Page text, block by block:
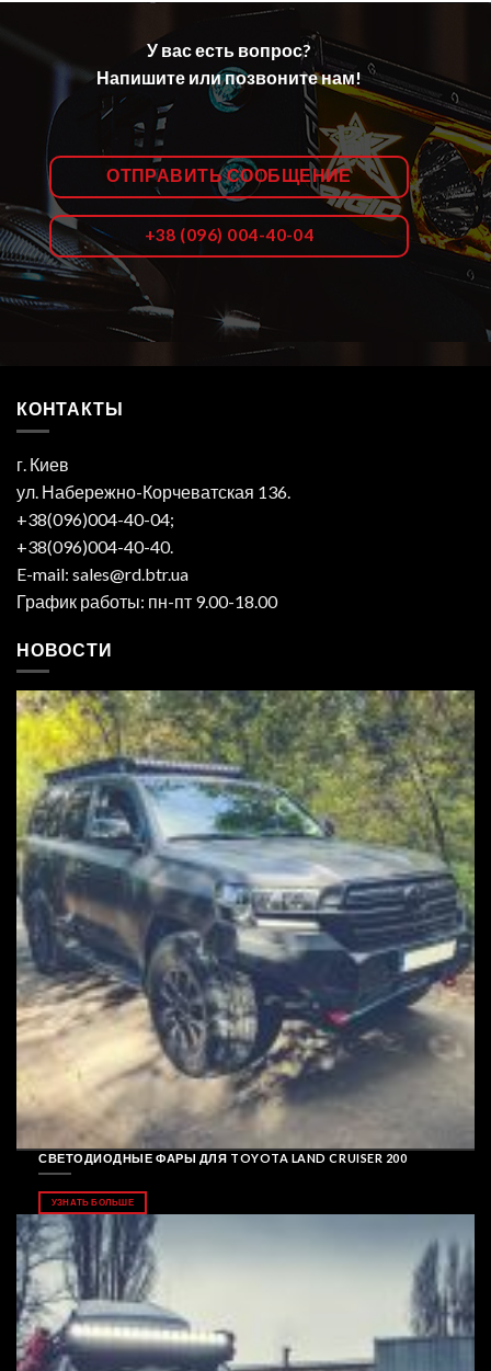
У вас есть вопрос?
Напишите или позвоните нам!
ОТПРАВИТЬ СООБЩЕНИЕ
+38 (096) 004-40-04
КОНТАКТЫ
г. Киев
ул. Набережно-Корчеватская 136.
+38(096)004-40-04;
+38(096)004-40-40.
E-mail: sales@rd.btr.ua
График работы: пн-пт 9.00-18.00
НОВОСТИ
СВЕТОДИОДНЫЕ ФАРЫ ДЛЯ TOYOTA LAND CRUISER 200
УЗНАТЬ БОЛЬШЕ